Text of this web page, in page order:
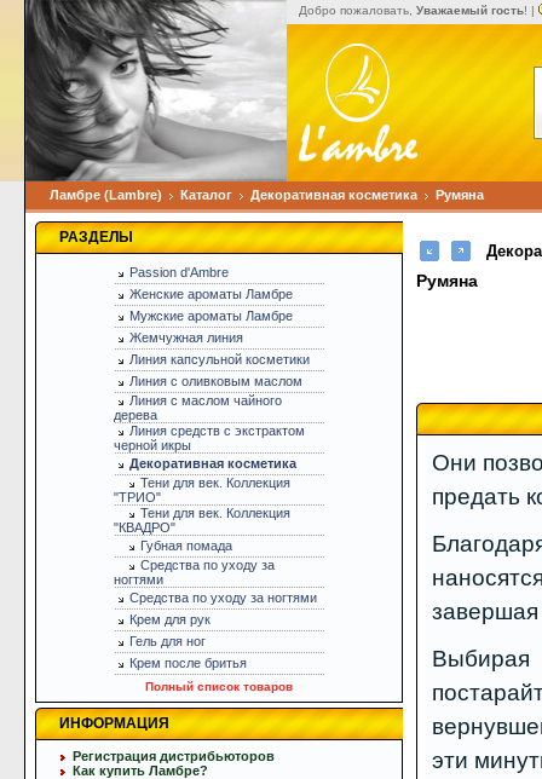
Добро пожаловать, Уважаемый гость! |
Ламбре (Lambre) Каталог Декоративная косметика Румяна
РАЗДЕЛЫ
Passion d'Ambre
Женские ароматы Ламбре
Мужские ароматы Ламбре
Жемчужная линия
Линия капсульной косметики
Линия с оливковым маслом
Линия с маслом чайного
дерева
Линия средств с экстрактом
черной икры
Декоративная косметика
Тени для век. Коллекция
"ТРИО"
Тени для век. Коллекция
"КВАДРО"
Губная помада
Средства по уходу за
ногтями
Средства по уходу за ногтями
Крем для рук
Гель для ног
Крем после бритья
Полный список товаров
ИНФОРМАЦИЯ
Регистрация дистрибьюторов
Как купить Ламбре?
Румяна
Они
предать
завершая
эти